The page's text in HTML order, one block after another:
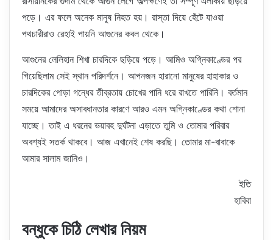
পড়ে। এর ফলে অনেক মানুষ নিহত হয়। রাস্তা দিয়ে হেঁটে যাওয়া
পথচারীরাও রেহাই পায়নি আগুনের কবল থেকে।
আগুনের লেলিহান শিখা চারদিকে ছড়িয়ে পড়ে। আমিও অগ্নিকাণ্ডের পর
গিয়েছিলাম সেই স্থান পরিদর্শনে। আপনজন হারানো মানুষের হাহাকার ও
চারদিকের পোড়া গন্ধের তীব্রতায় চোখের পানি ধরে রাখতে পারিনি। বর্তমান
সময়ে আমাদের অসাবধানতার কারণে আরও এমন অগ্নিকাণ্ডের কথা শোনা
যাচ্ছে। তাই এ ধরনের ভয়াবহ দুর্ঘটনা এড়াতে তুমি ও তোমার পরিবার
অবশ্যই সতর্ক থাকবে। আজ এখানেই শেষ করছি। তোমার মা-বাবাকে
আমার সালাম জানিও।
ইতি
হাবিবা
বন্ধুকে চিঠি লেখার নিয়ম